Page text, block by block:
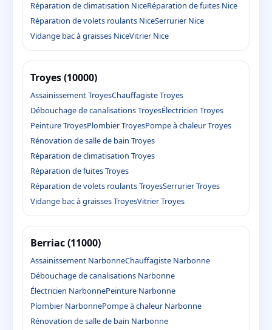
Réparation de climatisation NiceRéparation de fuites Nice
Réparation de volets roulants NiceSerrurier Nice
Vidange bac à graisses NiceVitrier Nice
Troyes (10000)
Assainissement TroyesChauffagiste Troyes
Débouchage de canalisations TroyesÉlectricien Troyes
Peinture TroyesPlombier TroyesPompe à chaleur Troyes
Rénovation de salle de bain Troyes
Réparation de climatisation Troyes
Réparation de fuites Troyes
Réparation de volets roulants TroyesSerrurier Troyes
Vidange bac à graisses TroyesVitrier Troyes
Berriac (11000)
Assainissement NarbonneChauffagiste Narbonne
Débouchage de canalisations Narbonne
Électricien NarbonnePeinture Narbonne
Plombier NarbonnePompe à chaleur Narbonne
Rénovation de salle de bain Narbonne